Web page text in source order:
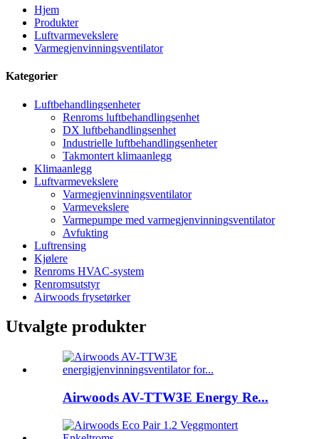
Hjem
Produkter
Luftvarmevekslere
Varmegjenvinningsventilator
Kategorier
Luftbehandlingsenheter
Renroms luftbehandlingsenhet
DX luftbehandlingsenhet
Industrielle luftbehandlingsenheter
Takmontert klimaanlegg
Klimaanlegg
Luftvarmevekslere
Varmegjenvinningsventilator
Varmevekslere
Varmepumpe med varmegjenvinningsventilator
Avfukting
Luftrensing
Kjølere
Renroms HVAC-system
Renromsutstyr
Airwoods frysetørker
Utvalgte produkter
Airwoods AV-TTW3E Energy Re...